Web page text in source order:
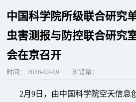
中国科学院所级联合研究
虫害测报与防控联合研究
会在京召开
时间： 2026-02-09 浏览量：
2月9日，由中国科学院空天信息